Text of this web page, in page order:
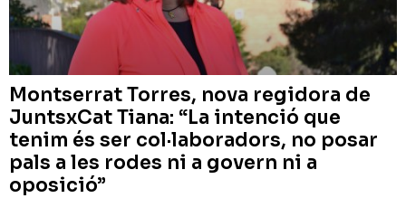
Montserrat Torres, nova regidora de
JuntsxCat Tiana: “La intenció que
tenim és ser col·laboradors, no posar
pals a les rodes ni a govern ni a
oposició”